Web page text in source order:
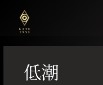
內
低潮